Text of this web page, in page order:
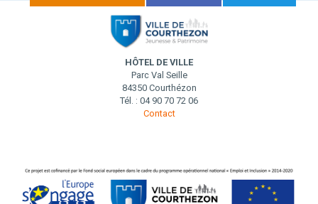
HÔTEL DE VILLE
Parc Val Seille
84350 Courthézon
Tél. : 04 90 70 72 06
Contact